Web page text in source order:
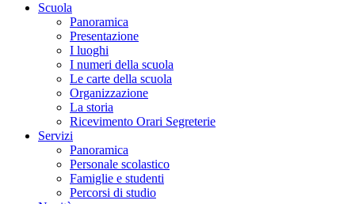
Scuola
Panoramica
Presentazione
I luoghi
I numeri della scuola
Le carte della scuola
Organizzazione
La storia
Ricevimento Orari Segreterie
Servizi
Panoramica
Personale scolastico
Famiglie e studenti
Percorsi di studio